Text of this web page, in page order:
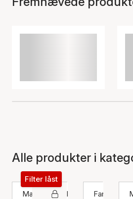
Alle produkter i
Mærke Ankelkæde
Filter låst
Farve